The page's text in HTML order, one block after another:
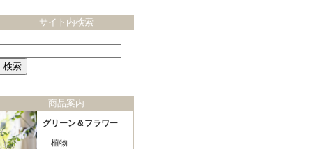
サイト内検索
商品案内
グリーン＆フラワー
植物